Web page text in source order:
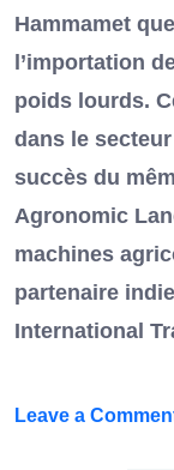
Hammamet
l’importation
poids lourds.
dans le
succès du
Agronomic
machines
partenaire
International
Leave a